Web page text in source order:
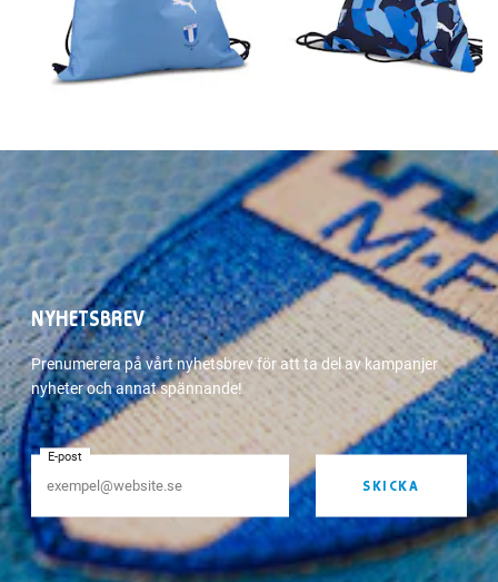
NYHETSBREV
Prenumerera på vårt nyhetsbrev för att ta del av kampanjer
nyheter och annat spännande!
E-post
SKICKA